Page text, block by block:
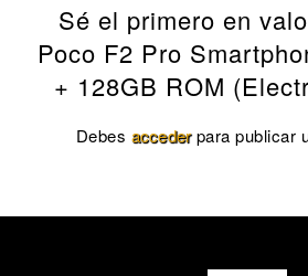
Sé el primero en
Poco F2 Pro
+ 128GB ROM
Debes accederpara publicar